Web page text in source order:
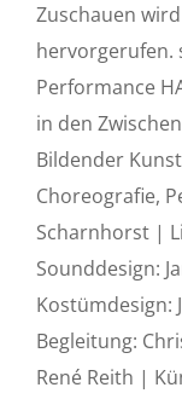
Zuschauen
hervorgerufen.
Performance
in den
Bildender
Choreografie,
Scharnhorst |
Sounddesign:
Kostümdesign:
Begleitung:
René Reith |